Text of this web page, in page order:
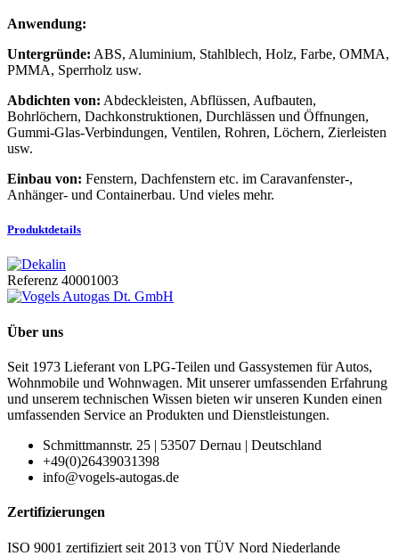
Anwendung:
Untergründe: ABS, Aluminium, Stahlblech, Holz, Farbe, OMMA,
PMMA, Sperrholz usw.
Abdichten von: Abdeckleisten, Abflüssen, Aufbauten,
Bohrlöchern, Dachkonstruktionen, Durchlässen und Öffnungen,
Gummi-Glas-Verbindungen, Ventilen, Rohren, Löchern, Zierleisten
usw.
Einbau von: Fenstern, Dachfenstern etc. im Caravanfenster-,
Anhänger- und Containerbau. Und vieles mehr.
Produktdetails
Referenz 40001003
Über uns
Seit 1973 Lieferant von LPG-Teilen und Gassystemen für Autos,
Wohnmobile und Wohnwagen. Mit unserer umfassenden Erfahrung
und unserem technischen Wissen bieten wir unseren Kunden einen
umfassenden Service an Produkten und Dienstleistungen.
Schmittmannstr. 25 | 53507 Dernau | Deutschland
+49(0)26439031398
info@vogels-autogas.de
Zertifizierungen
ISO 9001 zertifiziert seit 2013 von TÜV Nord Niederlande